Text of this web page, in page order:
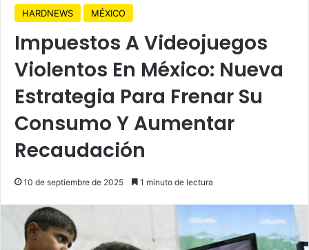
HARDNEWS MÉXICO
Impuestos A Videojuegos
Violentos En México: Nueva
Estrategia Para Frenar Su
Consumo Y Aumentar
Recaudación
10 de septiembre de 2025 1 minuto de lectura